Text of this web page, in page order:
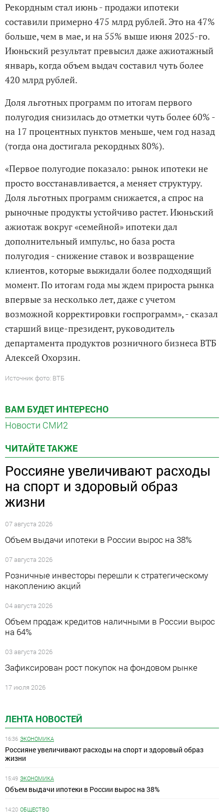
ЛЕНТА НОВОСТЕЙ
16:36 ЭКОНОМИКА
Россияне увеличивают расходы на спорт и здоровый образ
жизни
15:49 ЭКОНОМИКА
Объем выдачи ипотеки в России вырос на 38%
14:20 ОБЩЕСТВО
Рекордным стал июнь - продажи ипотеки
составили примерно 475 млрд рублей. Это на 47%
больше, чем в мае, и на 55% выше июня 2025-го.
Июньский результат превысил даже ажиотажный
январь, когда объем выдач составил чуть более
420 млрд рублей.
Доля льготных программ по итогам первого
полугодия снизилась до отметки чуть более 60% -
на 17 процентных пунктов меньше, чем год назад
(тогда она достигала рекордных 80%).
«Первое полугодие показало: рынок ипотеки не
просто восстанавливается, а меняет структуру.
Доля льготных программ снижается, а спрос на
рыночные продукты устойчиво растет. Июньский
ажиотаж вокруг «семейной» ипотеки дал
дополнительный импульс, но база роста
полугодия - снижение ставок и возвращение
клиентов, которые выжидали более подходящий
момент. По итогам года мы ждем прироста рынка
впервые за несколько лет, даже с учетом
возможной корректировки госпрограмм», - сказал
старший вице-президент, руководитель
департамента продуктов розничного бизнеса ВТБ
Алексей Охорзин.
Источник фото: ВТБ
ВАМ БУДЕТ ИНТЕРЕСНО
Новости СМИ2
ЧИТАЙТЕ ТАКЖЕ
Россияне увеличивают расходы
на спорт и здоровый образ
жизни
07 августа 2026
Объем выдачи ипотеки в России вырос на 38%
07 августа 2026
Розничные инвесторы перешли к стратегическому
накоплению акций
04 августа 2026
Объем продаж кредитов наличными в России вырос
на 64%
03 августа 2026
Зафиксирован рост покупок на фондовом рынке
17 июля 2026